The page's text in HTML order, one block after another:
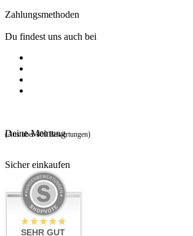
Zahlungsmethoden
Du findest uns auch bei
Deine Meinung
(Aus über 400 Bewertungen)
Sicher einkaufen
SEHR GUT